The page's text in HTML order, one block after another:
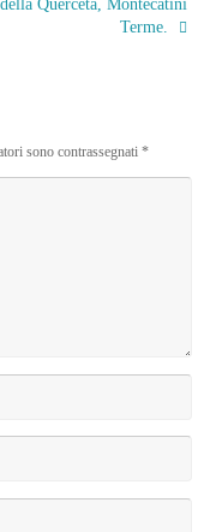
della Querceta, Montecatini
Terme.
sono contrassegnati *